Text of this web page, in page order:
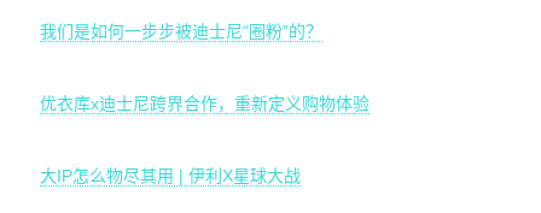
我们是如何一步步被迪士尼“圈粉”的？
优衣库x迪士尼跨界合作，重新定义购物体验
大IP怎么物尽其用 | 伊利X星球大战